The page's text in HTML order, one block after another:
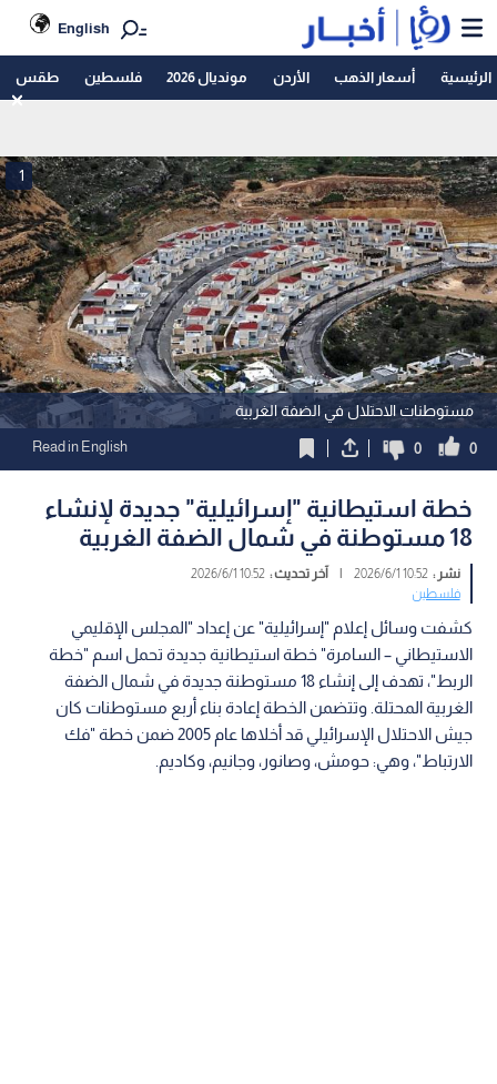
English
الرئيسية أسعار الذهب الأردن مونديال 2026 فلسطين طقس
مستوطنات الاحتلال في الضفة الغربية
1
0
0
Read in English
خطة استيطانية "إسرائيلية" جديدة لإنشاء
18 مستوطنة في شمال الضفة الغربية
نشر :10:52 2026/6/1 آخر تحديث :10:52 2026/6/1
فلسطين
كشفت وسائل إعلام "إسرائيلية" عن إعداد "المجلس الإقليمي
الاستيطاني – السامرة" خطة استيطانية جديدة تحمل اسم "خطة
الربط"، تهدف إلى إنشاء 18 مستوطنة جديدة في شمال الضفة
الغربية المحتلة. وتتضمن الخطة إعادة بناء أربع مستوطنات كان
جيش الاحتلال الإسرائيلي قد أخلاها عام 2005 ضمن خطة "فك
الارتباط"، وهي: حومش، وصانور، وجانيم، وكاديم.